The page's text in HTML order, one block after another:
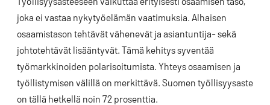
joka ei vastaa nykytyöelämän vaatimuksia. Alhaisen
osaamistason tehtävät vähenevät ja asiantuntija- sekä
johtotehtävät lisääntyvät. Tämä kehitys syventää
työmarkkinoiden polarisoitumista. Yhteys osaamisen ja
työllistymisen välillä on merkittävä. Suomen työllisyysaste
on tällä hetkellä noin 72 prosenttia.